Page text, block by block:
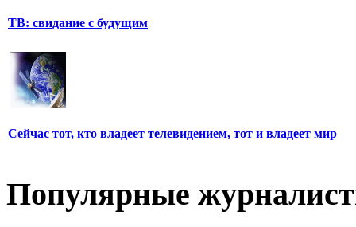
ТВ: свидание с будущим
Сейчас тот, кто владеет телевидением, тот и владеет мир
Популярные